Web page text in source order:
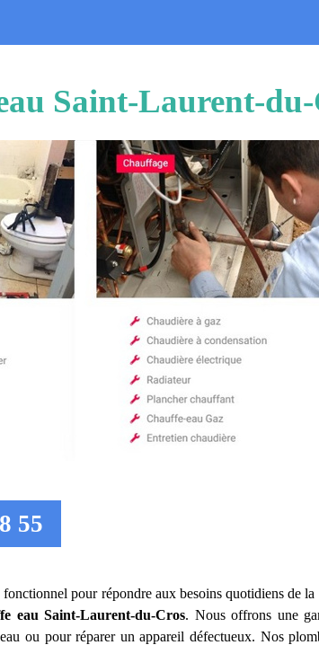
Saint-Laurent-
55
pour répondre aux besoins quotidiens de
eau Saint-Laurent-du-Cros. Nous offrons une
ou pour réparer un appareil défectueux. Nos